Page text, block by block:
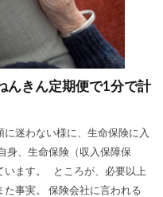
んきん定期便で1分で計
迷わない様に、生命保険に入
身、生命保険（収入保障保
います。 ところが、必要以上
事実。 保険会社に言われる